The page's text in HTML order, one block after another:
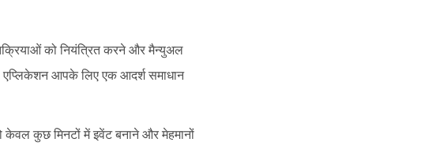
को नियंत्रित करने और मैन्युअल
आपके लिए एक आदर्श समाधान
कुछ मिनटों में इवेंट बनाने और मेहमानों